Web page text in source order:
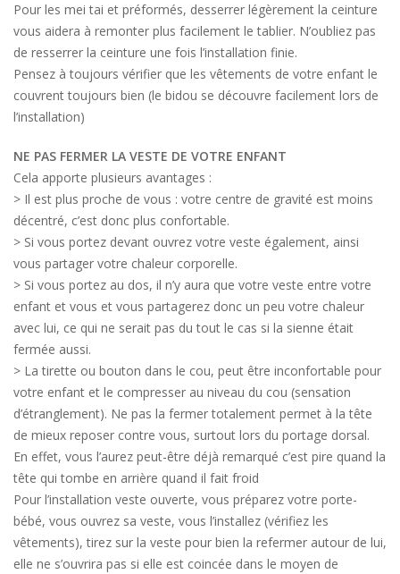
Pour les mei tai et préformés, desserrer légèrement la ceinture
vous aidera à remonter plus facilement le tablier. N’oubliez pas
de resserrer la ceinture une fois l’installation finie.
Pensez à toujours vérifier que les vêtements de votre enfant le
couvrent toujours bien (le bidou se découvre facilement lors de
l’installation)
NE PAS FERMER LA VESTE DE VOTRE ENFANT
Cela apporte plusieurs avantages :
> Il est plus proche de vous : votre centre de gravité est moins
décentré, c’est donc plus confortable.
> Si vous portez devant ouvrez votre veste également, ainsi
vous partager votre chaleur corporelle.
> Si vous portez au dos, il n’y aura que votre veste entre votre
enfant et vous et vous partagerez donc un peu votre chaleur
avec lui, ce qui ne serait pas du tout le cas si la sienne était
fermée aussi.
> La tirette ou bouton dans le cou, peut être inconfortable pour
votre enfant et le compresser au niveau du cou (sensation
d’étranglement). Ne pas la fermer totalement permet à la tête
de mieux reposer contre vous, surtout lors du portage dorsal.
En effet, vous l’aurez peut-être déjà remarqué c’est pire quand la
tête qui tombe en arrière quand il fait froid
Pour l’installation veste ouverte, vous préparez votre porte-
bébé, vous ouvrez sa veste, vous l’installez (vérifiez les
vêtements), tirez sur la veste pour bien la refermer autour de lui,
elle ne s’ouvrira pas si elle est coincée dans le moyen de